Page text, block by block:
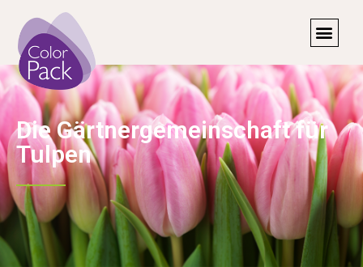
Die Gärtnergemeinschaft für
Tulpen